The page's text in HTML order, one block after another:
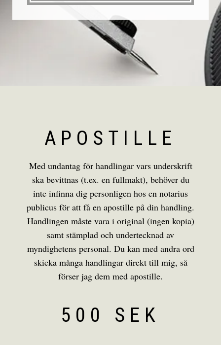
APOSTILLE
Med undantag för handlingar vars underskrift
ska bevittnas (t.ex. en fullmakt), behöver du
inte infinna dig personligen hos en notarius
publicus för att få en apostille på din handling.
Handlingen måste vara i original (ingen kopia)
samt stämplad och undertecknad av
myndighetens personal. Du kan med andra ord
skicka många handlingar direkt till mig, så
förser jag dem med apostille.
500 SEK